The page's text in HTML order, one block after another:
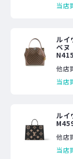
当店
ル
ベ
他店
当店
ル
他店
当店